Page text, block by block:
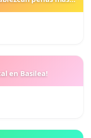
en Basilea!